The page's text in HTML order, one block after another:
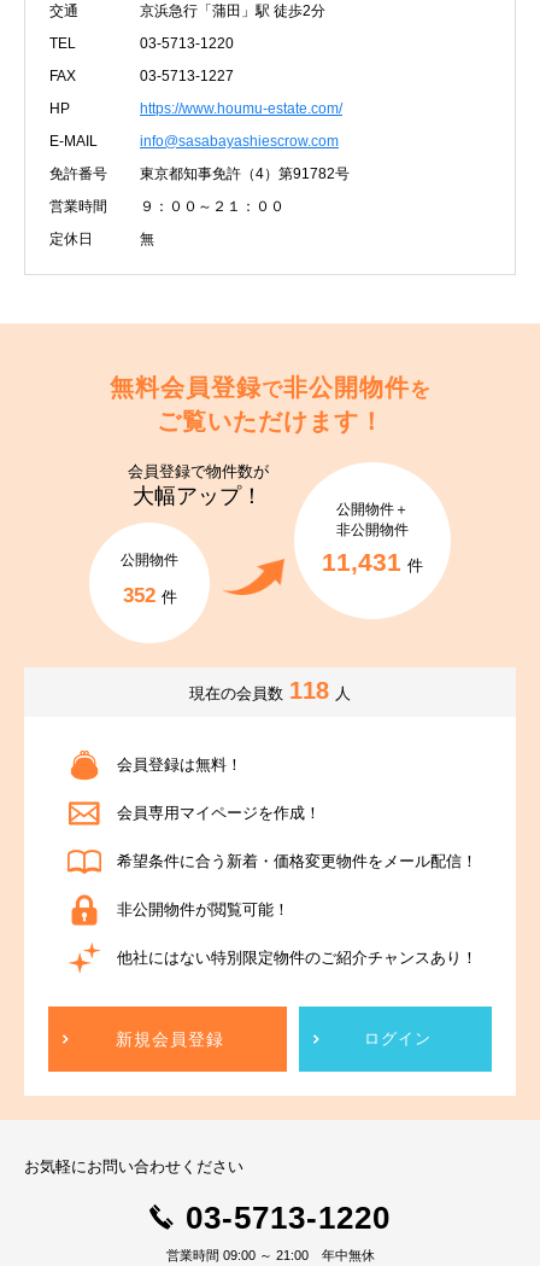
交通
京浜急行「蒲田」駅 徒歩2分
TEL
03-5713-1220
FAX
03-5713-1227
HP
https://www.houmu-estate.com/
E-MAIL
info@sasabayashiescrow.com
免許番号
東京都知事免許（4）第91782号
営業時間
９：００～２１：００
定休日
無
無料会員登録で非公開物件を
ご覧いただけます！
会員登録で物件数が
大幅アップ！
公開物件
352 件
公開物件＋
非公開物件
11,431 件
現在の会員数 118 人
会員登録は無料！
会員専用マイページを作成！
希望条件に合う新着・価格変更物件をメール配信！
非公開物件が閲覧可能！
他社にはない特別限定物件のご紹介チャンスあり！
新規会員登録 ログイン
お気軽にお問い合わせください
03-5713-1220
営業時間 09:00 ～ 21:00 年中無休